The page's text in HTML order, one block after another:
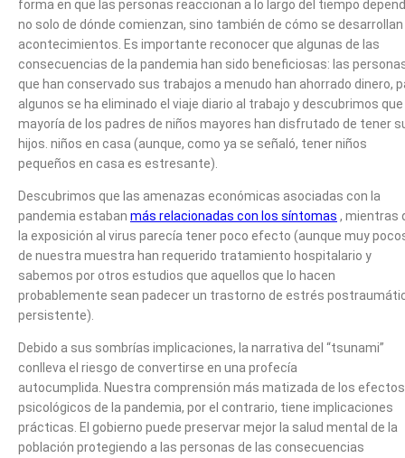
forma en que las personas reaccionan a lo largo del tiempo
no solo de dónde comienzan, sino también de cómo se
acontecimientos. Es importante reconocer que algunas de las
consecuencias de la pandemia han sido beneficiosas: las
que han conservado sus trabajos a menudo han ahorrado dinero,
algunos se ha eliminado el viaje diario al trabajo y descubrimos que
mayoría de los padres de niños mayores han disfrutado de tener
hijos. niños en casa (aunque, como ya se señaló, tener niños
pequeños en casa es estresante).
Descubrimos que las amenazas económicas asociadas con la
pandemia estaban más relacionadas con los síntomas , mientras
la exposición al virus parecía tener poco efecto (aunque muy
de nuestra muestra han requerido tratamiento hospitalario y
sabemos por otros estudios que aquellos que lo hacen
probablemente sean padecer un trastorno de estrés
persistente).
Debido a sus sombrías implicaciones, la narrativa del “tsunami”
conlleva el riesgo de convertirse en una profecía
autocumplida. Nuestra comprensión más matizada de los efectos
psicológicos de la pandemia, por el contrario, tiene implicaciones
prácticas. El gobierno puede preservar mejor la salud mental de la
población protegiendo a las personas de las consecuencias